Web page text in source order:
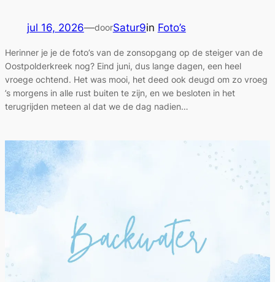
jul 16, 2026—doorSatur9in Foto’s
Herinner je je de foto’s van de zonsopgang op de steiger van de
Oostpolderkreek nog? Eind juni, dus lange dagen, een heel
vroege ochtend. Het was mooi, het deed ook deugd om zo vroeg
’s morgens in alle rust buiten te zijn, en we besloten in het
terugrijden meteen al dat we de dag nadien…